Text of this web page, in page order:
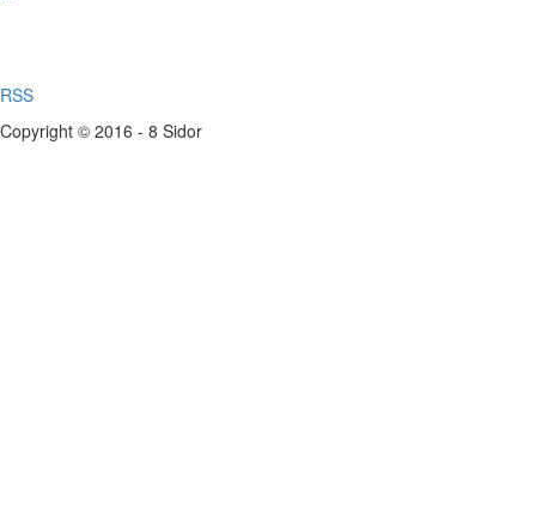
RSS
Copyright © 2016 - 8 Sidor